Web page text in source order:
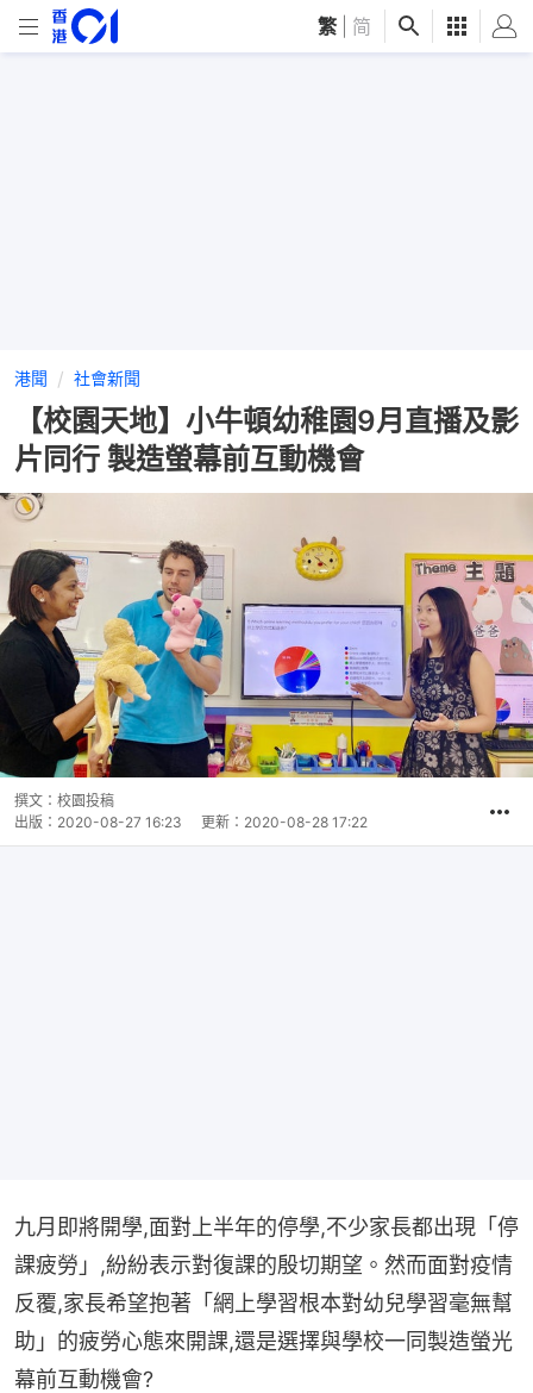
繁 简
港聞 社會新聞
【校園天地】小牛頓幼稚園9月直播及影
片同行 製造螢幕前互動機會
撰文： 校園投稿
出版： 2020-08-27 16:23 更新： 2020-08-28 17:22
九月即將開學,面對上半年的停學,不少家長都出現「停
課疲勞」,紛紛表示對復課的殷切期望。然而面對疫情
反覆,家長希望抱著「網上學習根本對幼兒學習毫無幫
助」的疲勞心態來開課,還是選擇與學校一同製造螢光
幕前互動機會?